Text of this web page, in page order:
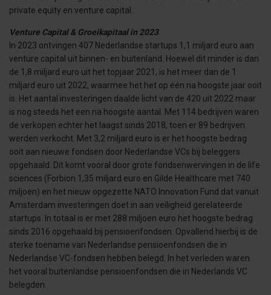
private equity en venture capital.
Venture Capital & Groeikapitaal in 2023
In 2023 ontvingen 407 Nederlandse startups 1,1 miljard euro aan
venture capital uit binnen- en buitenland. Hoewel dit minder is dan
de 1,8 miljard euro uit het topjaar 2021, is het meer dan de 1
miljard euro uit 2022, waarmee het het op één na hoogste jaar ooit
is. Het aantal investeringen daalde licht van de 420 uit 2022 maar
is nog steeds het een na hoogste aantal. Met 114 bedrijven waren
de verkopen echter het laagst sinds 2018, toen er 89 bedrijven
werden verkocht. Met 3,2 miljard euro is er het hoogste bedrag
ooit aan nieuwe fondsen door Nederlandse VCs bij beleggers
opgehaald. Dit komt vooral door grote fondsenwervingen in de life
sciences (Forbion 1,35 miljard euro en Gilde Healthcare met 740
miljoen) en het nieuw opgezette NATO Innovation Fund dat vanuit
Amsterdam investeringen doet in aan veiligheid gerelateerde
startups. In totaal is er met 288 miljoen euro het hoogste bedrag
sinds 2016 opgehaald bij pensioenfondsen. Opvallend hierbij is de
sterke toename van Nederlandse pensioenfondsen die in
Nederlandse VC-fondsen hebben belegd. In het verleden waren
het vooral buitenlandse pensioenfondsen die in Nederlands VC
belegden.